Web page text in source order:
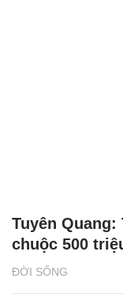
ĐỜI SỐNG
Tuyên
chuộc 500